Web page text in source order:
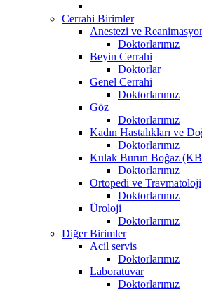
Cerrahi Birimler
Anestezi ve
Doktorlarımız
Beyin Cerrahi
Doktorlar
Genel Cerrahi
Doktorlarımız
Göz
Doktorlarımız
Kadın Hastalıkları ve
Doktorlarımız
Kulak Burun Boğaz
Doktorlarımız
Ortopedi ve Travmatoloji
Doktorlarımız
Üroloji
Doktorlarımız
Diğer Birimler
Acil servis
Doktorlarımız
Laboratuvar
Doktorlarımız